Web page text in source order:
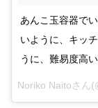
あんこ玉容器で
いように、キッ
うに、難易度高
Noriko Naitoさん